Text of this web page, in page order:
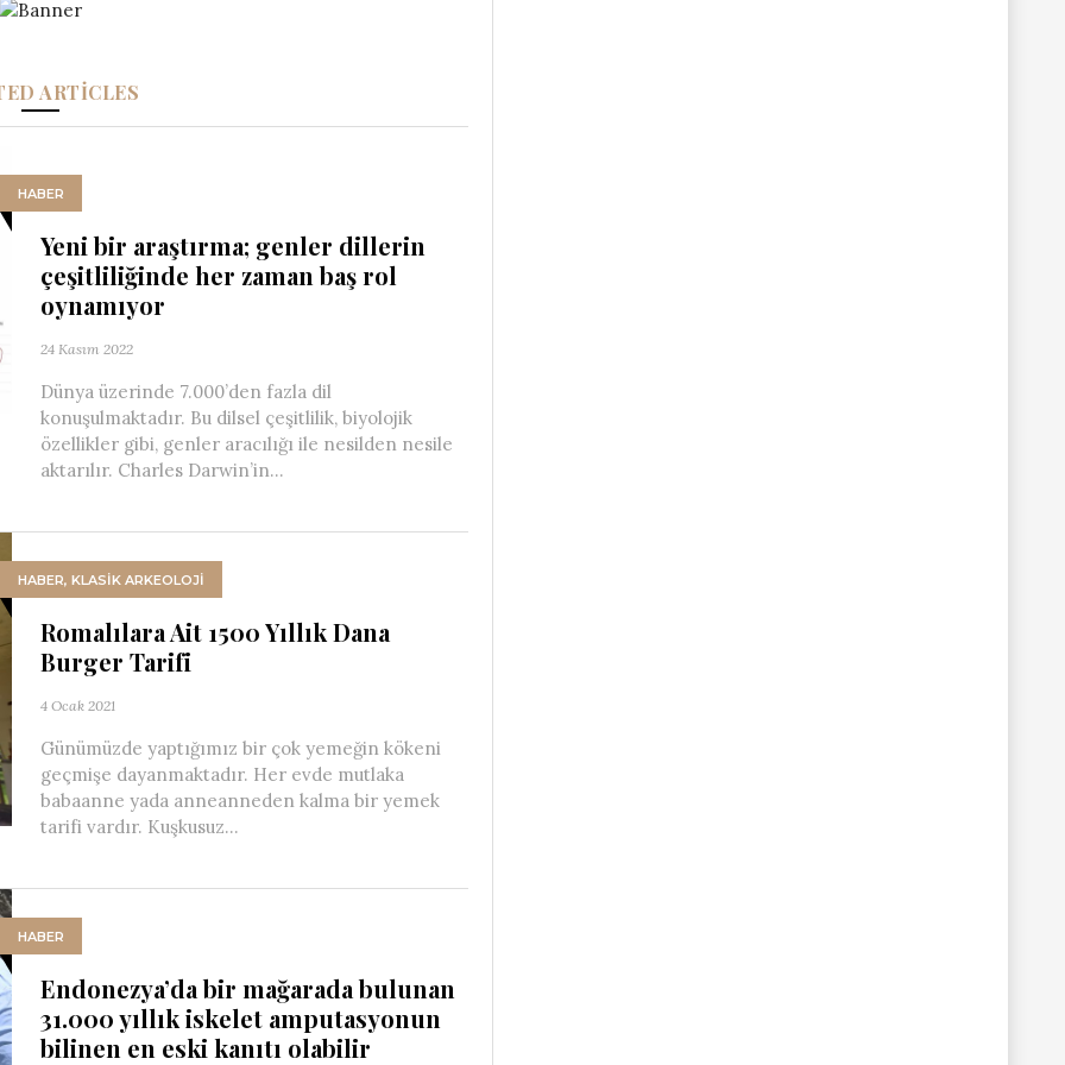
ARTICLES
HABER
Yeni bir araştırma; genler dillerin
çeşitliliğinde her zaman baş rol
oynamıyor
24 Kasım 2022
Dünya üzerinde 7.000’den fazla dil
konuşulmaktadır. Bu dilsel çeşitlilik, biyolojik
özellikler gibi, genler aracılığı ile nesilden nesile
aktarılır. Charles Darwin’in...
HABER, KLASİK ARKEOLOJİ
Romalılara Ait 1500 Yıllık Dana
Burger Tarifi
4 Ocak 2021
Günümüzde yaptığımız bir çok yemeğin kökeni
geçmişe dayanmaktadır. Her evde mutlaka
babaanne yada anneanneden kalma bir yemek
tarifi vardır. Kuşkusuz...
HABER
Endonezya’da bir mağarada bulunan
31.000 yıllık iskelet amputasyonun
bilinen en eski kanıtı olabilir